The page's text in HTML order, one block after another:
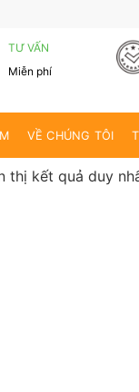
TƯ VẤN
Miễn phí
VỀ CHÚNG TÔI
thị kết quả duy